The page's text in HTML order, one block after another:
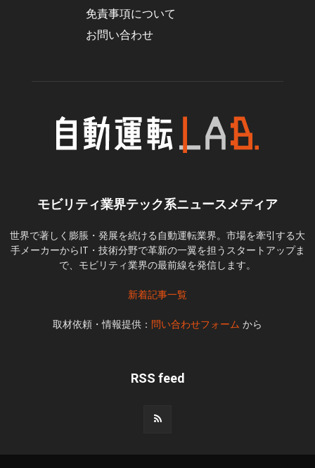
免責事項について
お問い合わせ
モビリティ業界テック系ニュースメディア
世界で著しく膨脹・発展を続ける自動運転業界。市場を牽引する大
手メーカーからIT・技術分野で革新の一翼を担うスタートアップま
で、モビリティ業界の最前線を発信します。
新着記事一覧
取材依頼・情報提供： 問い合わせフォーム から
RSS feed